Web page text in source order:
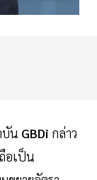
บัน GBDi กล่าว
อเป็น